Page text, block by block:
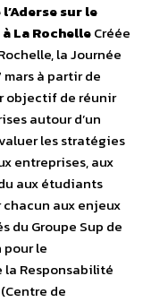
sur le
La RochelleCréée
la Journée
à partir de
objectif de réunir
autour d’un
les stratégies
entreprises, aux
aux étudiants
aux enjeux
du Groupe Sup de
pour le
la Responsabilité
de